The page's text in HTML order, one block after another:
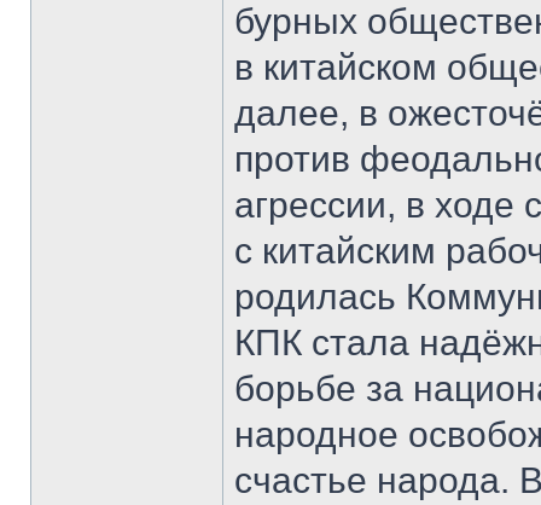
бурных
в китайском
далее, в
против
агрессии, в ходе
с китайским
родилась
КПК стала
борьбе за
народное
счастье народа.